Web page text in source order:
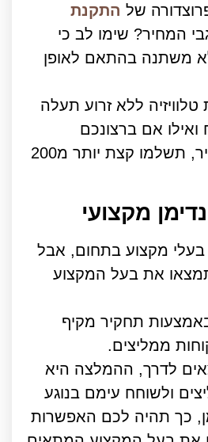
של התקנת
המחיר? שימו לב כי
משתנה בהתאם לאופן
ללא זרוע תעלה
מ200 שח ואילו אם ברצונכם
בהתקנה צמודה לקיר, תשלמו קצת יותר מ200
מקצועי
מקצוע בתחום, אבל
את בעל המקצוע
תחקיר מקיף
ממליצים.
לדרך, ההמלצה היא
ולשוחח עימם בנוגע
כך תהיה לכם האפשרות